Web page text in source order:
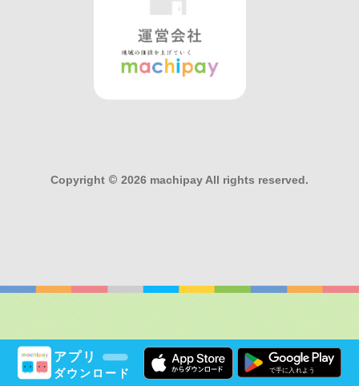
アプリ
ダウンロード
Copyright © 2026 machipay All rights reserved.